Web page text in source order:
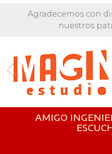
Agradecemos con
nuestros
AMIGO